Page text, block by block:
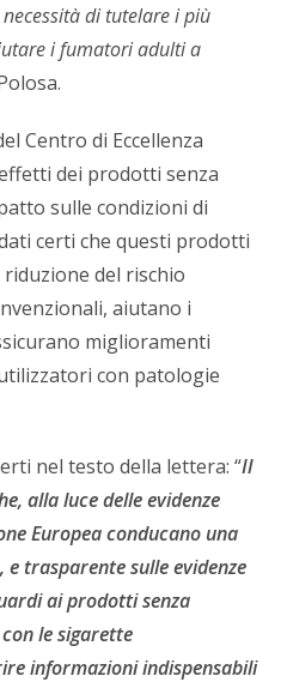
di tutelare i più
i fumatori adulti a
Centro di Eccellenza
dei prodotti senza
sulle condizioni di
certi che questi prodotti
del rischio
aiutano i
miglioramenti
con patologie
nel testo della lettera: “Il
alla luce delle evidenze
Europea conducano una
trasparente sulle evidenze
ai prodotti senza
le sigarette
informazioni indispensabili